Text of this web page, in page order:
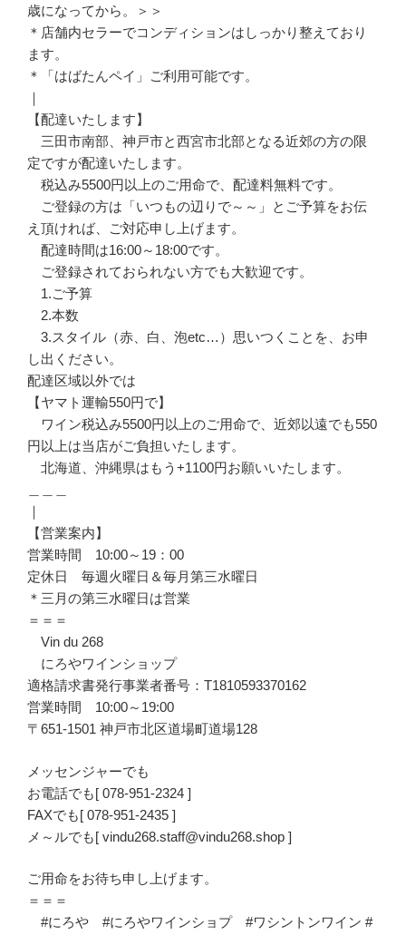
歳になってから。＞＞
＊店舗内セラーでコンディションはしっかり整えており
ます。
＊「はばたんペイ」ご利用可能です。
｜
【配達いたします】
三田市南部、神戸市と西宮市北部となる近郊の方の限
定ですが配達いたします。
税込み5500円以上のご用命で、配達料無料です。
ご登録の方は「いつもの辺りで～～」とご予算をお伝
え頂ければ、ご対応申し上げます。
配達時間は16:00～18:00です。
ご登録されておられない方でも大歓迎です。
1.ご予算
2.本数
3.スタイル（赤、白、泡etc…）思いつくことを、お申
し出ください。
配達区域以外では
【ヤマト運輸550円で】
ワイン税込み5500円以上のご用命で、近郊以遠でも550
円以上は当店がご負担いたします。
北海道、沖縄県はもう+1100円お願いいたします。
｜
【営業案内】
営業時間 10:00～19：00
定休日 毎週火曜日＆毎月第三水曜日
＊三月の第三水曜日は営業
＝＝＝
Vin du 268
にろやワインショップ
適格請求書発行事業者番号：T1810593370162
営業時間 10:00～19:00
〒651-1501 神戸市北区道場町道場128
メッセンジャーでも
お電話でも[ 078-951-2324 ]
FAXでも[ 078-951-2435 ]
メ～ルでも[ vindu268.staff@vindu268.shop ]
ご用命をお待ち申し上げます。
＝＝＝
#にろや #にろやワインショプ #ワシントンワイン #